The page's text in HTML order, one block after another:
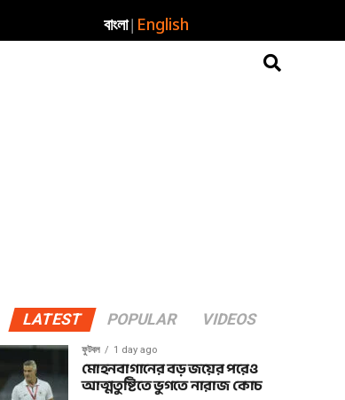
বাংলা| English
LATEST POPULAR VIDEOS
ফুটবল 1 day ago
মোহনবাগানের বড় জয়ের পরেও
আত্মতুষ্টিতে ভুগতে নারাজ কোচ